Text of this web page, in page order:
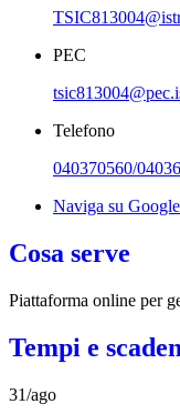
PEC
Telefono
040370560/
Naviga su
Cosa serve
Piattaforma online per
Tempi e
31/ago